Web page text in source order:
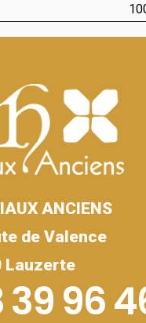
ANCIENS
de Valence
Lauzerte
39 96